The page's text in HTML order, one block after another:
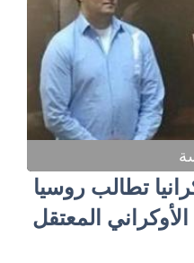
تطالب روسيا
المعتقل